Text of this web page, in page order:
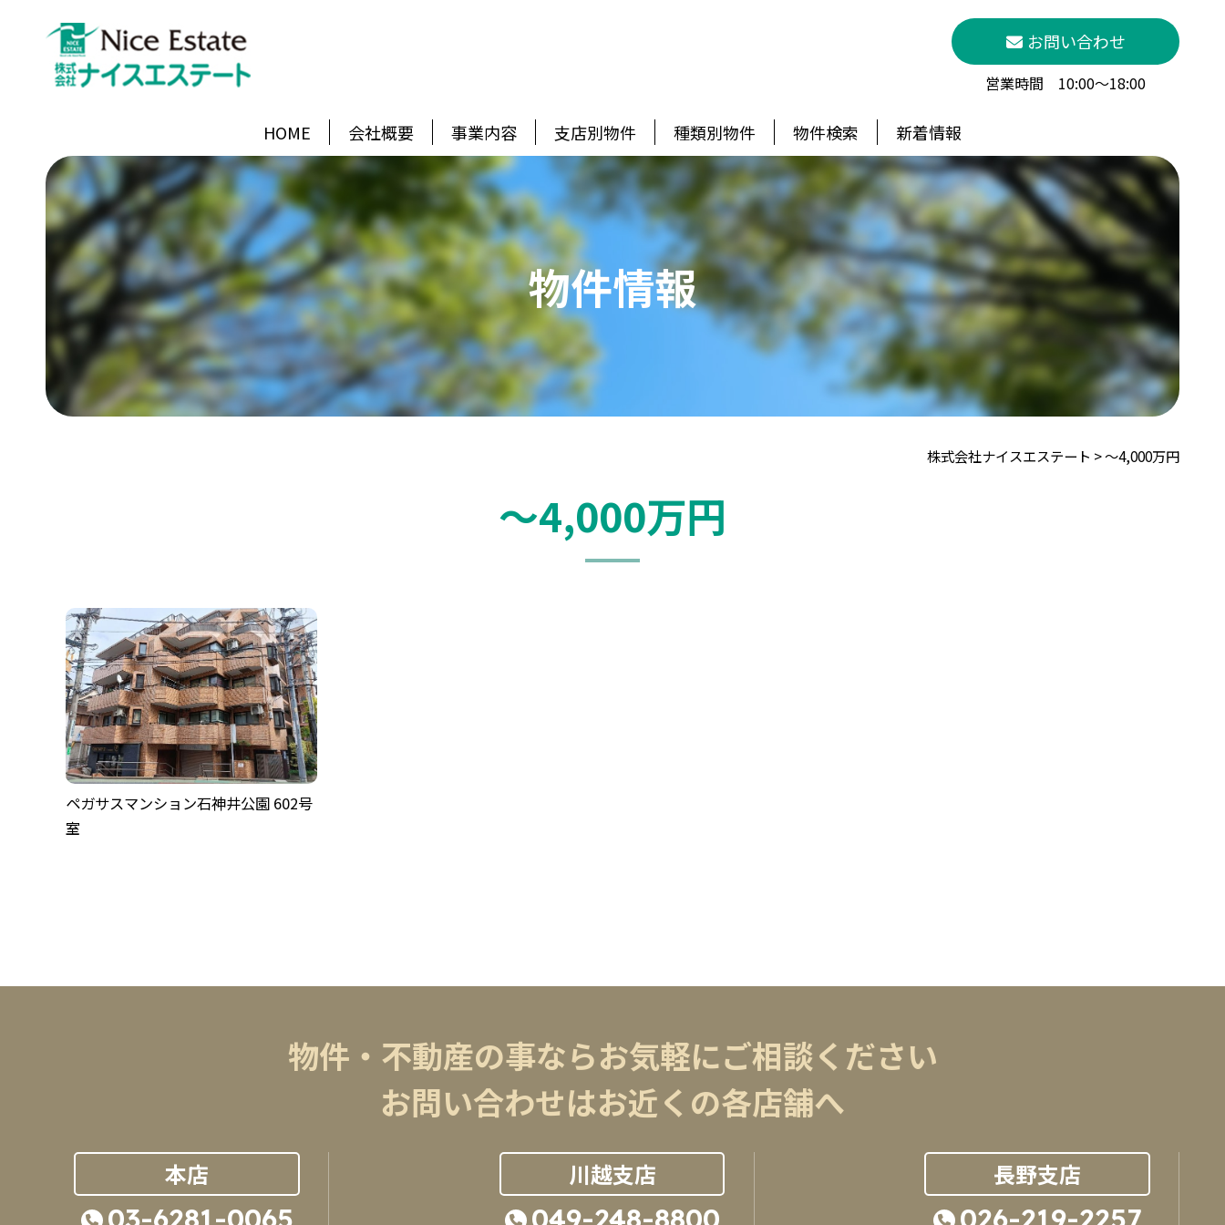
お問い合わせ
営業時間 10:00～18:00
HOME 会社概要 事業内容 支店別物件 種類別物件 物件検索 新着情報
物件情報
株式会社ナイスエステート >〜4,000万円
〜4,000万円
ペガサスマンション石神井公園 602号
室
物件・不動産の事ならお気軽にご相談ください
お問い合わせはお近くの各店舗へ
本店 川越支店 長野支店